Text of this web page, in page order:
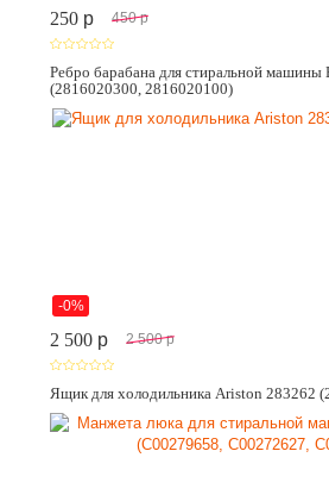
250 p 450 p
Ребро барабана для стиральной
(2816020300, 2816020100)
-0%
2 500 p 2 500 p
Ящик для холодильника Ariston 283262